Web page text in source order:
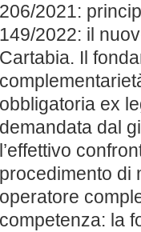
206/2021:
149/2022: il
Cartabia. Il
obbligatoria ex
demandata dal
l’effettivo
procedimento di
operatore
competenza: la